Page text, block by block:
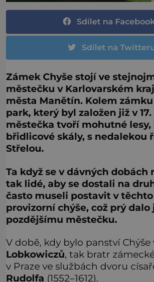
Sdílet na
Sdílet na
Zámek Chyše stojí ve
městečku v Karlovarském
města Manětín. Kolem
park, který byl založen již v
městečka tvoří mohutné lesy,
břidlicové skály, s nedalekou
Střelou.
Ta když se v dávných dobách
tak lidé, aby se dostali na
často museli postavit v
provizorní chýše, což prý dalo
pozdějšímu městečku.
V době, kdy bylo panství Chýše
Lobkowiczů, tak bratr
v Praze ve službách dvoru
Rudolfa (1552–1612).